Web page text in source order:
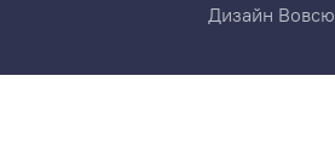
Дизайн Вовсю